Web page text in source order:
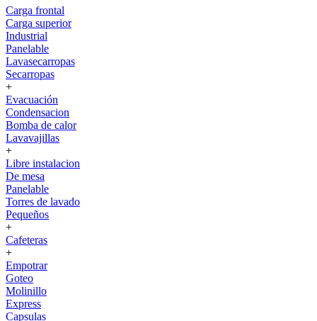
Carga frontal
Carga superior
Industrial
Panelable
Lavasecarropas
Secarropas
+
Evacuación
Condensacion
Bomba de calor
Lavavajillas
+
Libre instalacion
De mesa
Panelable
Torres de lavado
Pequeños
+
Cafeteras
+
Empotrar
Goteo
Molinillo
Express
Capsulas